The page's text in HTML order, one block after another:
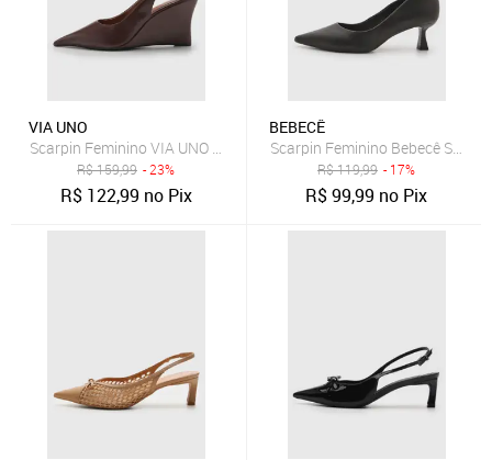
VIA UNO
Scarpin Feminino VIA UNO Salto Anabela Marrom
R$159,99 - 23%
R$ 122,99 no Pix
BEBECÊ
Scarpin Feminino Bebecê Salto
R$119,99 - 17%
R$99,99 no Pix